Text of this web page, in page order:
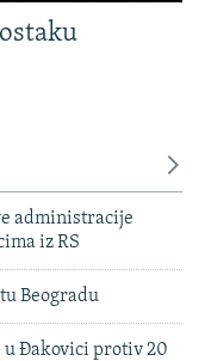
administracije
iz RS
Beogradu
u Đakovici protiv 20